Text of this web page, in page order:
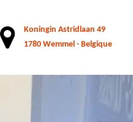
Koningin Astridlaan 49
1780 Wemmel - Belgique